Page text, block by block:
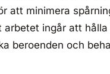
att minimera
ingår att
beroenden och